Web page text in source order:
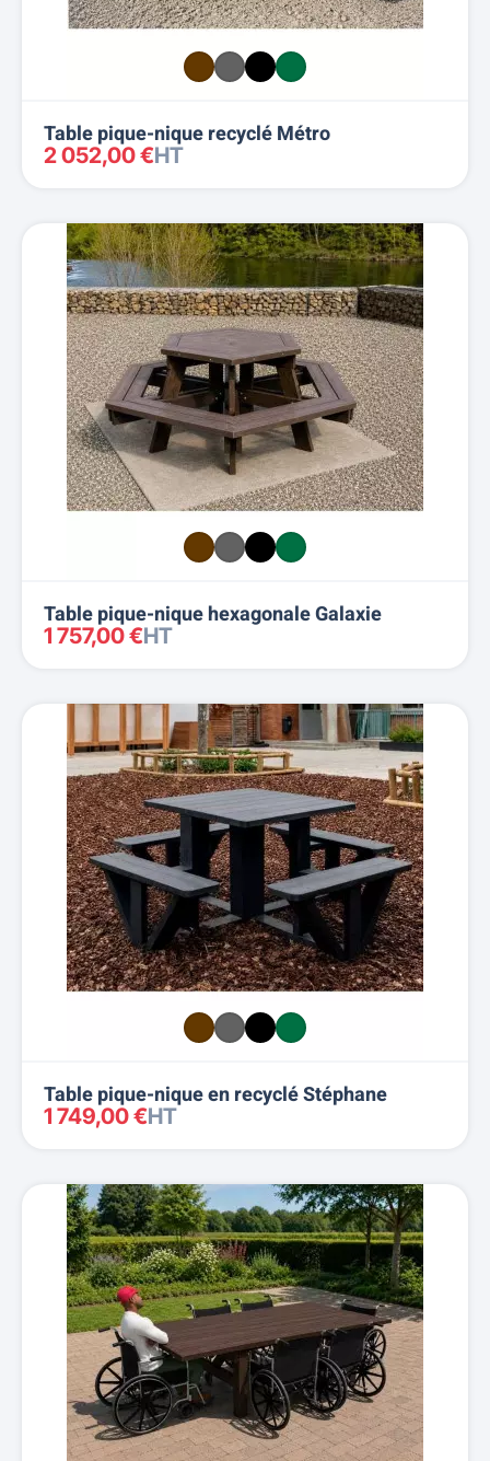
Table pique-nique recyclé Métro
2 052,00 €HT
Table pique-nique hexagonale Galaxie
1 757,00 €HT
Table pique-nique en recyclé Stéphane
1 749,00 €HT